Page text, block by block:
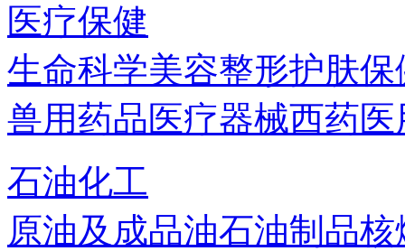
医疗保健
生命科学美容整形护肤保
兽用药品医疗器械西药
石油化工
原油及成品油石油制品核